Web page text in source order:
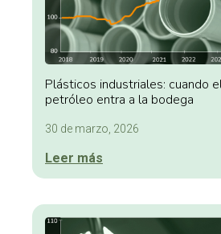
Plásticos industriales: cuando
petróleo entra a la bodega
30 de marzo, 2026
Leer más